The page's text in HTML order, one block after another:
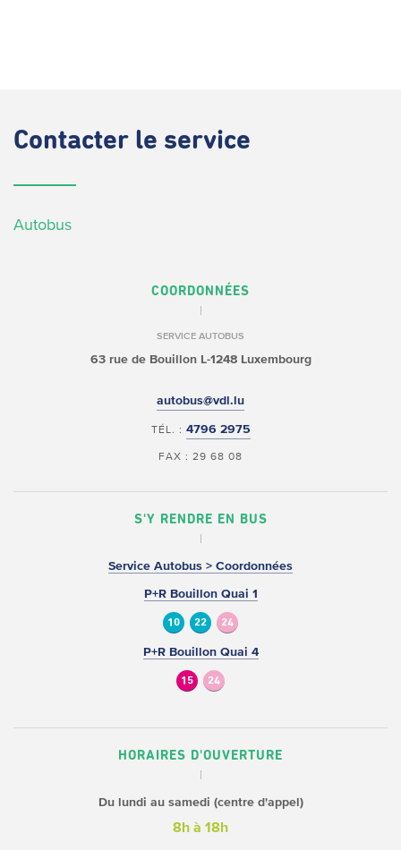
Contacter le service
Autobus
COORDONNÉES
SERVICE AUTOBUS
63 rue de BouillonL-1248 Luxembourg
autobus@vdl.lu
TÉL. : 4796 2975
FAX : 29 68 08
S'Y RENDRE EN BUS
Service Autobus > Coordonnées
P+R Bouillon Quai 1
10 22 24
P+R Bouillon Quai 4
15 24
HORAIRES D'OUVERTURE
Du lundi au samedi (centre d'appel)
8h à 18h